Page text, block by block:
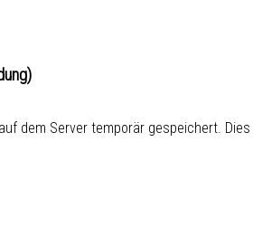
dem Server temporär gespeichert.